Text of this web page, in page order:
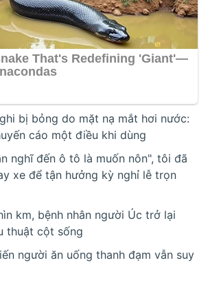
bị bỏng do mặt nạ mắt hơi nước:
cáo một điều khi dùng
nghĩ đến ô tô là muốn nôn", tôi đã
xe để tận hưởng kỳ nghỉ lễ trọn
km, bệnh nhân người Úc trở lại
thuật cột sống
người ăn uống thanh đạm vẫn suy